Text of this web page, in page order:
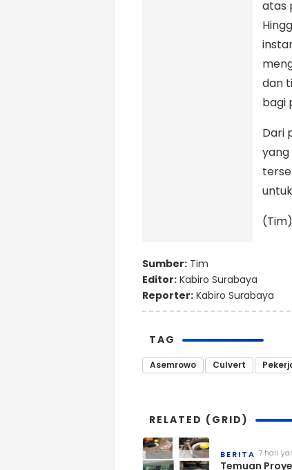
atas
dan
bagi
Dari
yang
(Tim)
Sumber: Tim
Editor: Kabiro Surabaya
Reporter: Kabiro Surabaya
TAG
Asemrowo Culvert
RELATED (GRID)
BERITA 7 hari
Temuan